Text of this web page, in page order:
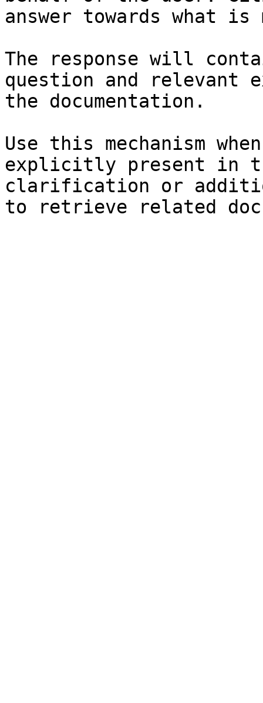
answer towards what
The response will
question and relevant
the documentation.
Use this mechanism
explicitly present in
clarification or